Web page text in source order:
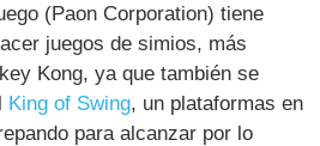
(Paon Corporation) tiene
juegos de simios, más
Kong, ya que también se
King of Swing, un plataformas en
para alcanzar por lo